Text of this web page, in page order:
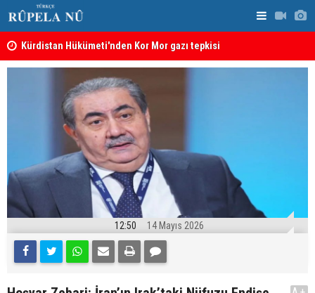
Kürdistan Hükümeti'nden Kor Mor gazı tepkisi
12:50 14 Mayıs 2026